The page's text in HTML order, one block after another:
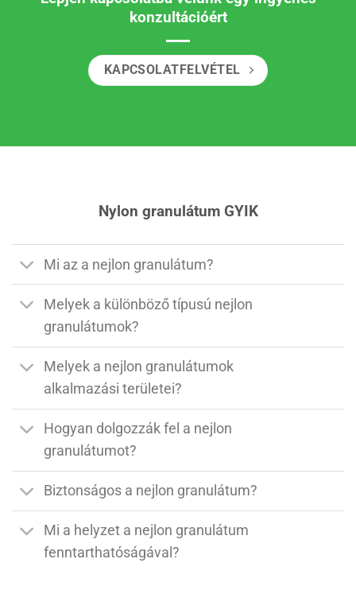
konzultációért
KAPCSOLATFELVÉTEL
Nylon granulátum GYIK
Mi az a nejlon granulátum?
Melyek a különböző típusú nejlon
granulátumok?
Melyek a nejlon granulátumok
alkalmazási területei?
Hogyan dolgozzák fel a nejlon
granulátumot?
Biztonságos a nejlon granulátum?
Mi a helyzet a nejlon granulátum
fenntarthatóságával?